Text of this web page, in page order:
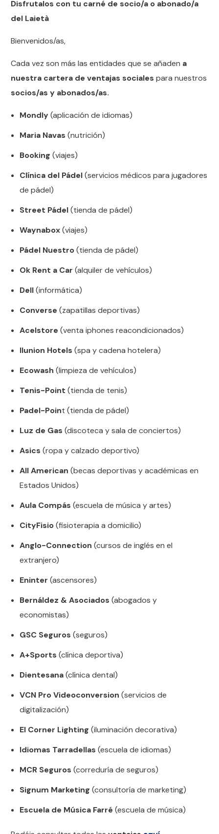
Disfrutalos con tu carné de socio/a o abonado/a
del Laietà
Bienvenidos/as,
Cada vez son más las entidades que se añaden a
nuestra cartera de ventajas socialespara nuestros
socios/as y abonados/as.
Mondly(aplicación de idiomas)
Maria Navas (nutrición)
Booking (viajes)
Clínica del Pádel(servicios médicos para jugadores
de pádel)
Street Pádel(tienda de pádel)
Waynabox(viajes)
Pádel Nuestro(tienda de pádel)
Ok Rent a Car (alquiler de vehículos)
Dell(informática)
Converse (zapatillas deportivas)
Acelstore (venta iphones reacondicionados)
Ilunion Hotels (spa y cadena hotelera)
Ecowash (limpieza de vehículos)
Tenis-Point (tienda de tenis)
Padel-Point (tienda de pádel)
Luz de Gas (discoteca y sala de conciertos)
Asics (ropa y calzado deportivo)
All American (becas deportivas y académicas en
Estados Unidos)
Aula Compás (escuela de música y artes)
CityFisio(fisioterapia a domicilio)
Anglo-Connection (cursos de inglés en el
extranjero)
Eninter (ascensores)
Bernáldez & Asociados (abogados y
economistas)
GSC Seguros (seguros)
A+Sports (clínica deportiva)
Dientesana(clínica dental)
VCN Pro Videoconversion (servicios de
digitalización)
El Corner Lighting (iluminación decorativa)
Idiomas Tarradellas (escuela de idiomas)
MCR Seguros (correduría de seguros)
Signum Marketing (consultoría de marketing)
Escuela de Música Farré (escuela de música)